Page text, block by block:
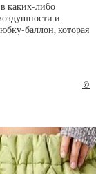
каких-либо
и
баллон, которая
©